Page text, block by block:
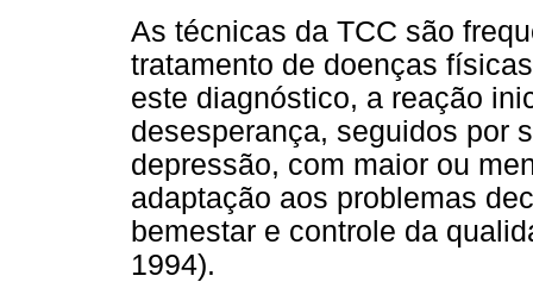
As técnicas da TCC são
tratamento de doenças
este diagnóstico, a reação
desesperança, seguidos por
depressão, com maior ou
adaptação aos problemas
bemestar e controle da
1994).